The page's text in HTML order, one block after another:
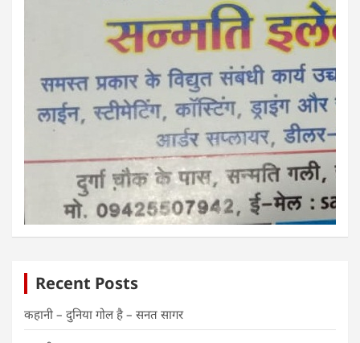
Recent Posts
कहानी – दुनिया गोल है – सनत सागर